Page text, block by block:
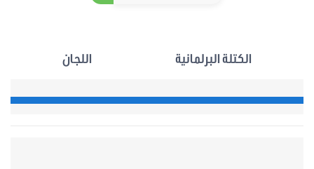
الكتلة البرلمانية اللجان